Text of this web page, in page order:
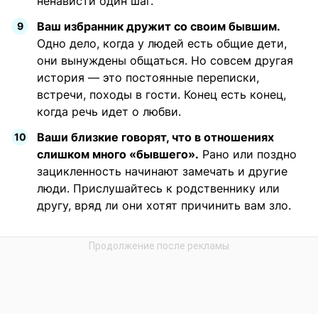
Ваш избранник дружит со своим бывшим.
Одно дело, когда у людей есть общие дети,
они вынуждены общаться. Но совсем другая
история — это постоянные переписки,
встречи, походы в гости. Конец есть конец,
когда речь идет о любви.
Ваши близкие говорят, что в отношениях
слишком много «бывшего». Рано или поздно
зацикленность начинают замечать и другие
люди. Прислушайтесь к родственнику или
другу, вряд ли они хотят причинить вам зло.